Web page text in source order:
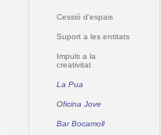
Cessió d'espais
Suport a les entitats
Impuls a la
creativitat
La Pua
Oficina Jove
Bar Bocamoll